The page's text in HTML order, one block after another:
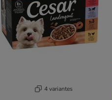
4 variantes